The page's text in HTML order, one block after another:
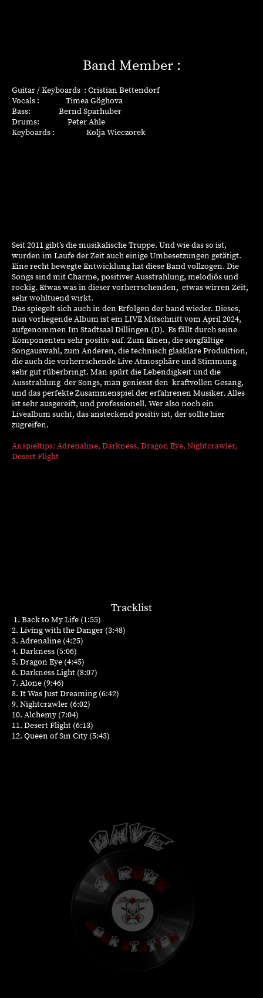
Band Member :
Guitar / Keyboards : Cristian Bettendorf
Vocals : Timea Göghova
Bass: Bernd Sparhuber
Drums: Peter Ahle
Keyboards : Kolja Wieczorek
Seit 2011 gibt’s die musikalische Truppe. Und wie das so ist,
wurden im Laufe der Zeit auch einige Umbesetzungen getätigt.
Eine recht bewegte Entwicklung hat diese Band vollzogen. Die
Songs sind mit Charme, positiver Ausstrahlung, melodiös und
rockig. Etwas was in dieser vorherrschenden, etwas wirren Zeit,
sehr wohltuend wirkt.
Das spiegelt sich auch in den Erfolgen der band wieder. Dieses,
nun vorliegende Album ist ein LIVE Mitschnitt vom April 2024,
aufgenommen Im Stadtsaal Dillingen (D). Es fällt durch seine
Komponenten sehr positiv auf. Zum Einen, die sorgfältige
Songauswahl, zum Anderen, die technisch glasklare Produktion,
die auch die vorherrschende Live Atmosphäre und Stimmung
sehr gut rüberbringt. Man spürt die Lebendigkeit und die
Ausstrahlung der Songs, man geniesst den kraftvollen Gesang,
und das perfekte Zusammenspiel der erfahrenen Musiker. Alles
ist sehr ausgereift, und professionell. Wer also noch ein
Livealbum sucht, das ansteckend positiv ist, der sollte hier
zugreifen.
Anspieltips: Adrenaline, Darkness, Dragon Eye, Nightcrawler,
Desert Flight
Tracklist
1. Back to My Life (1:55)
2. Living with the Danger (3:48)
3. Adrenaline (4:25)
4. Darkness (5:06)
5. Dragon Eye (4:45)
6. Darkness Light (8:07)
7. Alone (9:46)
8. It Was Just Dreaming (6:42)
9. Nightcrawler (6:02)
10. Alchemy (7:04)
11. Desert Flight (6:13)
12. Queen of Sin City (5:43)